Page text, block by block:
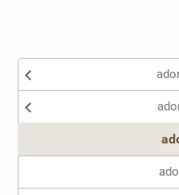
Nenhum dos sinônimos